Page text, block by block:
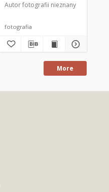
Autor fotografii nieznany
fotografia
More